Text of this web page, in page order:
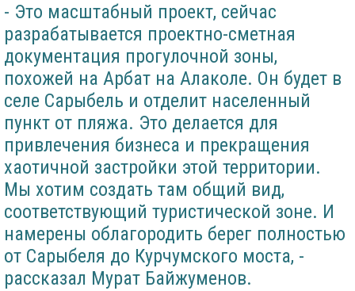
- Это масштабный проект, сейчас
разрабатывается проектно-сметная
документация прогулочной зоны,
похожей на Арбат на Алаколе. Он будет в
селе Сарыбель и отделит населенный
пункт от пляжа. Это делается для
привлечения бизнеса и прекращения
хаотичной застройки этой территории.
Мы хотим создать там общий вид,
соответствующий туристической зоне. И
намерены облагородить берег полностью
от Сарыбеля до Курчумского моста, -
рассказал Мурат Байжуменов.